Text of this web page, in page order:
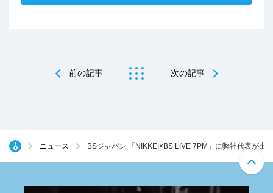
前の記事 次の記事
ニュース BSジャパン 「NIKKEI×BS LIVE 7PM」に弊社代表が出